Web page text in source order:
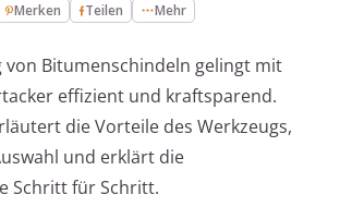
Merken Teilen Mehr
von Bitumenschindeln gelingt mit
effizient und kraftsparend.
die Vorteile des Werkzeugs,
und erklärt die
Schritt für Schritt.